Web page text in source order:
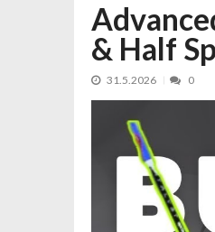
& Half
31.5.2026 0